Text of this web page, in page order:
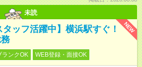
未読
NEW
ッフ活躍中】横浜駅すぐ！
ランクOK WEB登録・面接OK